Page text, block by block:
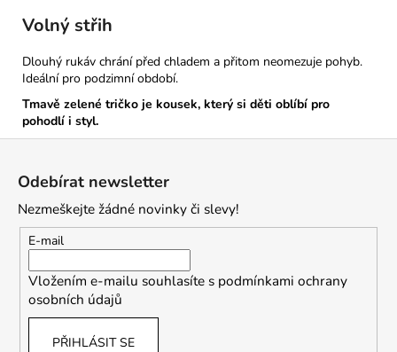
Volný střih
Dlouhý rukáv chrání před chladem a přitom neomezuje pohyb.
Ideální pro podzimní období.
Tmavě zelené tričko je kousek, který si děti oblíbí pro
pohodlí i styl.
Odebírat newsletter
Nezmeškejte žádné novinky či slevy!
E-mail
Vložením e-mailu souhlasíte s podmínkami ochrany
osobních údajů
PŘIHLÁSIT SE